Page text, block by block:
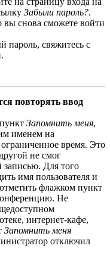
Забыли пароль?.
вы снова сможете войти
пароль, свяжитесь с
повторять ввод
Запомнить меня,
именем на
время. Это
не смог
записью. Для того
имя пользователя и
флажком пункт
Не
интернет-кафе,
Запомнить меня
отключил